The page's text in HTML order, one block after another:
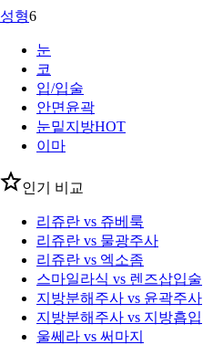
성형6
눈
코
입/입술
안면윤곽
눈밑지방HOT
이마
인기 비교
리쥬란 vs 쥬베룩
리쥬란 vs 물광주사
리쥬란 vs 엑소좀
스마일라식 vs 렌즈삽입술
지방분해주사 vs 윤곽주사
지방분해주사 vs 지방흡입
울쎄라 vs 써마지